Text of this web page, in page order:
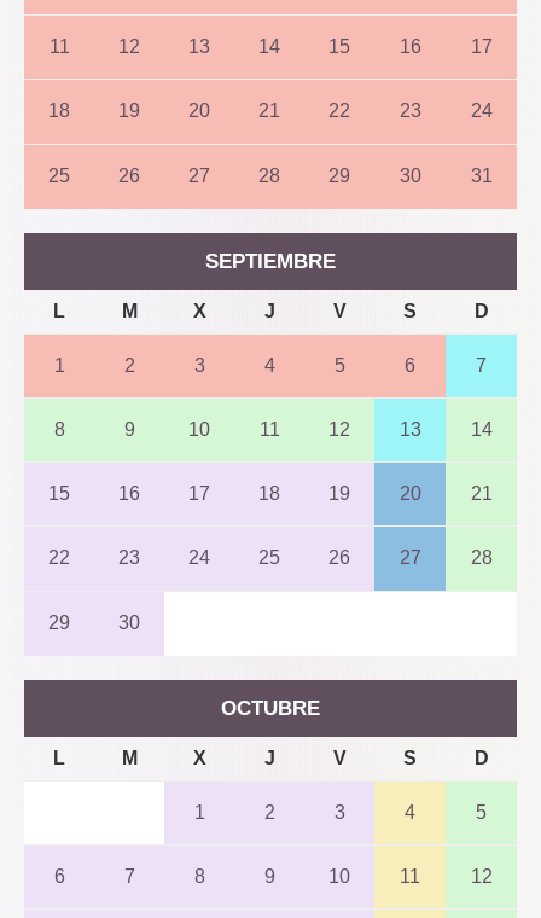
11 12 13 14 15 16 17
18 19 20 21 22 23 24
25 26 27 28 29 30 31
SEPTIEMBRE
L M X J V S D
1 2 3 4 5 6 7
8 9 10 11 12 13 14
15 16 17 18 19 20 21
22 23 24 25 26 27 28
29 30
OCTUBRE
L M X J V S D
1 2 3 4 5
6 7 8 9 10 11 12